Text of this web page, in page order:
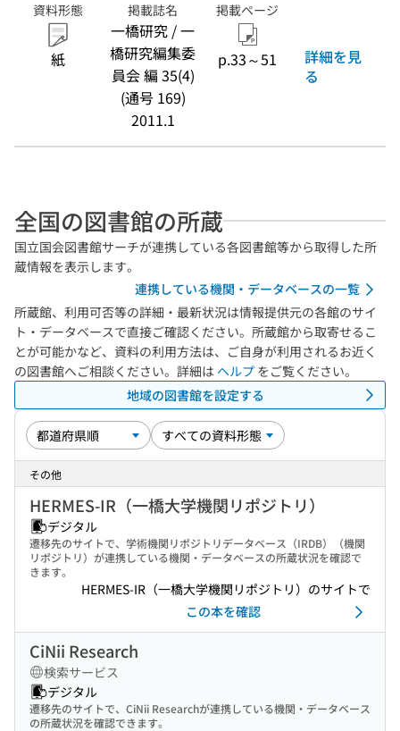
資料形態
紙
掲載誌名
一橋研究 / 一
橋研究編集委
員会 編 35(4)
(通号 169)
2011.1
掲載ページ
p.33～51
詳細を見
る
全国の図書館の所蔵
国立国会図書館サーチが連携している各図書館等から取得した所
蔵情報を表示します。
連携している機関・データベースの一覧
所蔵館、利用可否等の詳細・最新状況は情報提供元の各館のサイ
ト・データベースで直接ご確認ください。所蔵館から取寄せるこ
とが可能かなど、資料の利用方法は、ご自身が利用されるお近く
の図書館へご相談ください。詳細は ヘルプ をご覧ください。
地域の図書館を設定する
その他
HERMES-IR（一橋大学機関リポジトリ）
デジタル
遷移先のサイトで、学術機関リポジトリデータベース（IRDB）（機関
リポジトリ）が連携している機関・データベースの所蔵状況を確認で
きます。
HERMES-IR（一橋大学機関リポジトリ）のサイトで
この本を確認
CiNii Research
検索サービス
デジタル
遷移先のサイトで、CiNii Researchが連携している機関・データベース
の所蔵状況を確認できます。